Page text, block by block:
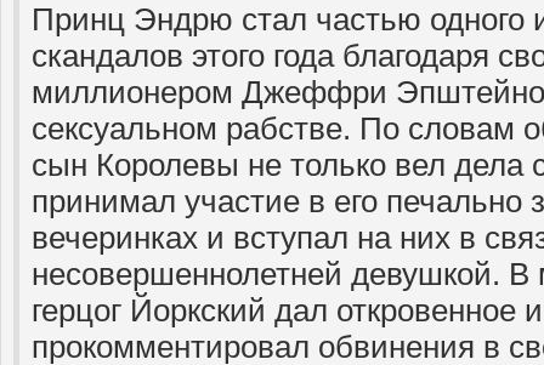
Принц Эндрю стал частью одного
скандалов этого года благодаря
миллионером Джеффри
сексуальном рабстве. По словам
сын Королевы не только вел дела
принимал участие в его печально
вечеринках и вступал на них в
несовершеннолетней девушкой.
герцог Йоркский дал откровенное
прокомментировал обвинения в